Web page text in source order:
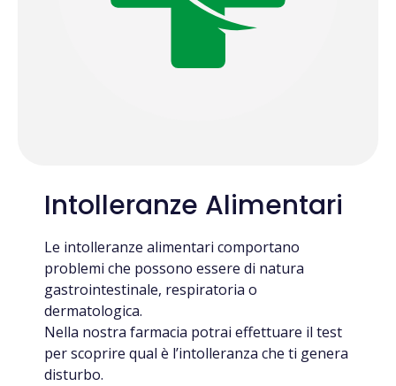
Intolleranze Alimentari
Le intolleranze alimentari comportano
problemi che possono essere di natura
gastrointestinale, respiratoria o
dermatologica.
Nella nostra farmacia potrai effettuare il test
per scoprire qual è l’intolleranza che ti genera
disturbo.